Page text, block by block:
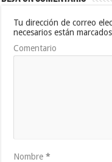
Tu dirección de correo
necesarios están
Comentario
Nombre*